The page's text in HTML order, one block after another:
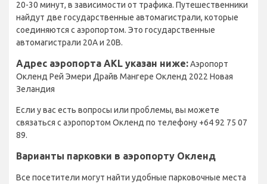
20-30 минут, в зависимости от трафика. Путешественники
найдут две государственные автомагистрали, которые
соединяются с аэропортом. Это государственные
автомагистрали 20A и 20B.
Адрес аэропорта AKL указан ниже:Аэропорт
Окленд Рей Эмери Драйв Мангере Окленд 2022 Новая
Зеландия
Если у вас есть вопросы или проблемы, вы можете
связаться с аэропортом Окленд по телефону +64 92 75 07
89.
Варианты парковки в аэропорту Окленд
Все посетители могут найти удобные парковочные места